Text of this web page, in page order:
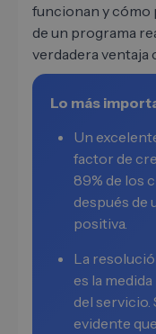
funcionan y cómo
de un programa
verdadera ventaja
Lo más
Un
factor de
89% de los
después de
positiva.
La
es la
del servicio.
evidente